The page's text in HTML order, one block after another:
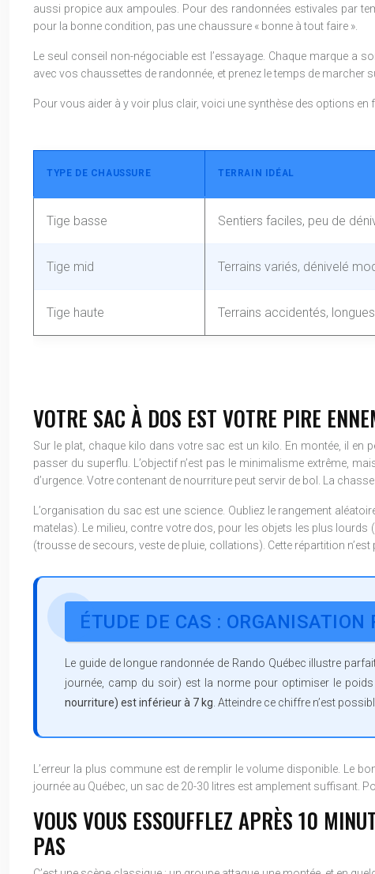
aussi propice aux ampoules. Pour des randonnées estivales par
pour la bonne condition, pas une chaussure « bonne à tout faire ».
Le seul conseil non-négociable est l’essayage. Chaque marque a
avec vos chaussettes de randonnée, et prenez le temps de
Pour vous aider à y voir plus clair, voici une synthèse des options
TYPE DE CHAUSSURE TERRAIN IDÉAL
Tige basse Sentiers faciles, peu de
Tige mid Terrains variés, dénivelé
Tige haute Terrains accidentés,
VOTRE SAC À DOS EST VOTRE PIRE
Sur le plat, chaque kilo dans votre sac est un kilo. En montée, il
passer du superflu. L’objectif n’est pas le minimalisme extrême,
d’urgence. Votre contenant de nourriture peut servir de bol. La
L’organisation du sac est une science. Oubliez le rangement
matelas). Le milieu, contre votre dos, pour les objets les plus lourds
(trousse de secours, veste de pluie, collations). Cette répartition
ÉTUDE DE CAS :
Le guide de longue randonnée de Rando Québec illustre
journée, camp du soir) est la norme pour optimiser le
nourriture) est inférieur à 7 kg. Atteindre ce chiffre n’est
L’erreur la plus commune est de remplir le volume disponible. Le
journée au Québec, un sac de 20-30 litres est amplement suffisant.
VOUS VOUS ESSOUFFLEZ APRÈS 10
PAS